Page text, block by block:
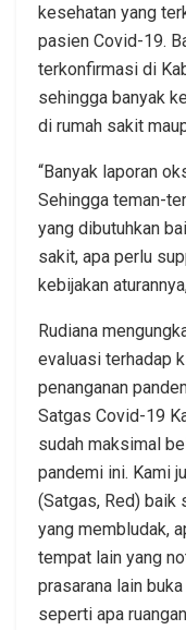
kesehatan yang
pasien Covid-19.
terkonfirmasi di
sehingga banyak
di rumah sakit
“Banyak laporan
Sehingga teman-
yang dibutuhkan
sakit, apa perlu
kebijakan
Rudiana
evaluasi terhadap
penanganan
Satgas Covid-19
sudah maksimal
pandemi ini. Kami
(Satgas, Red) baik
yang membludak,
tempat lain yang
prasarana lain
seperti apa